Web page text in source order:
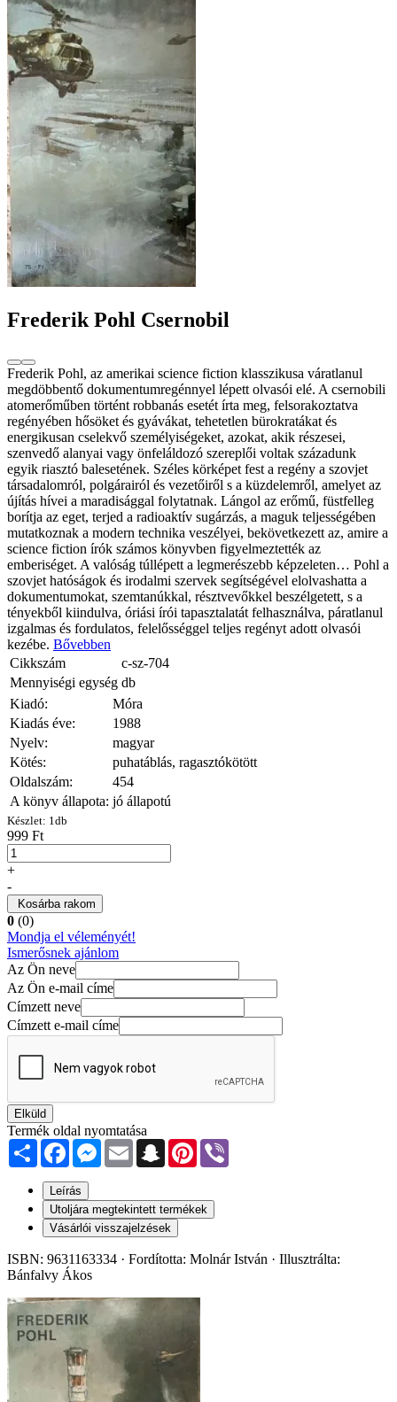
Frederik Pohl Csernobil
Frederik Pohl, az amerikai science fiction klasszikusa váratlanul
megdöbbentő dokumentumregénnyel lépett olvasói elé. A csernobili
atomerőműben történt robbanás esetét írta meg, felsorakoztatva
regényében hősöket és gyávákat, tehetetlen bürokratákat és
energikusan cselekvő személyiségeket, azokat, akik részesei,
szenvedő alanyai vagy önfeláldozó szereplői voltak századunk
egyik riasztó balesetének. Széles körképet fest a regény a szovjet
társadalomról, polgárairól és vezetőiről s a küzdelemről, amelyet az
újítás hívei a maradisággal folytatnak. Lángol az erőmű, füstfelleg
borítja az eget, terjed a radioaktív sugárzás, a maguk teljességében
mutatkoznak a modern technika veszélyei, bekövetkezett az, amire a
science fiction írók számos könyvben figyelmeztették az
emberiséget. A valóság túllépett a legmerészebb képzeleten… Pohl a
szovjet hatóságok és irodalmi szervek segítségével elolvashatta a
dokumentumokat, szemtanúkkal, résztvevőkkel beszélgetett, s a
tényekből kiindulva, óriási írói tapasztalatát felhasználva, páratlanul
izgalmas és fordulatos, felelősséggel teljes regényt adott olvasói
kezébe. Bővebben
Cikkszám
c-sz-704
Mennyiségi egység db
Kiadó:
Móra
Kiadás éve:
1988
Nyelv:
magyar
Kötés:
puhatáblás, ragasztókötött
Oldalszám:
454
A könyv állapota: jó állapotú
Készlet: 1 db
999 Ft
+
-
Kosárba rakom
0 (0)
Mondja el véleményét!
Ismerősnek ajánlom
Az Ön neve
Az Ön e-mail címe
Címzett neve
Címzett e-mail címe
Elküld
Termék oldal nyomtatása
Share FacebookMessenger
Email SnapchatPinterest
Leírás
Utoljára megtekintett termékek
Vásárlói visszajelzések
ISBN: 9631163334 · Fordította: Molnár István · Illusztrálta:
Bánfalvy Ákos